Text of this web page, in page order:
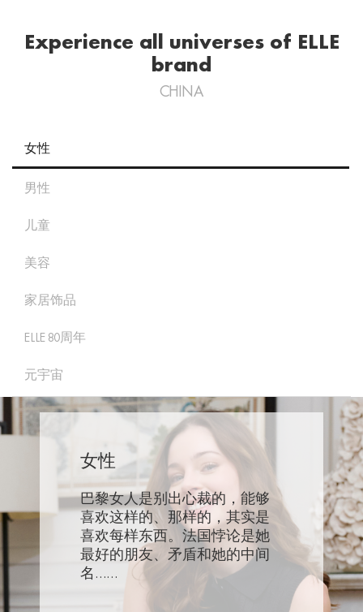
Experience all universes of ELLE
brand
CHINA
女性
男性
儿童
美容
家居饰品
ELLE 80周年
元宇宙
女性
巴黎女人是别出心裁的，能够
喜欢这样的、那样的，其实是
喜欢每样东西。法国悖论是她
最好的朋友、矛盾和她的中间
名……